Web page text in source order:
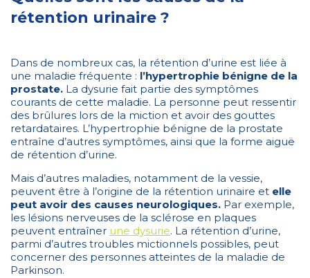
rétention urinaire ?
Dans de nombreux cas, la rétention d’urine est liée à
une maladie fréquente : l’hypertrophie bénigne de la
prostate. La dysurie fait partie des symptômes
courants de cette maladie. La personne peut ressentir
des brûlures lors de la miction et avoir des gouttes
retardataires. L’hypertrophie bénigne de la prostate
entraîne d’autres symptômes, ainsi que la forme aiguë
de rétention d’urine.
Mais d’autres maladies, notamment de la vessie,
peuvent être à l’origine de la rétention urinaire et elle
peut avoir des causes neurologiques. Par exemple,
les lésions nerveuses de la sclérose en plaques
peuvent entraîner une dysurie. La rétention d’urine,
parmi d’autres troubles mictionnels possibles, peut
concerner des personnes atteintes de la maladie de
Parkinson.